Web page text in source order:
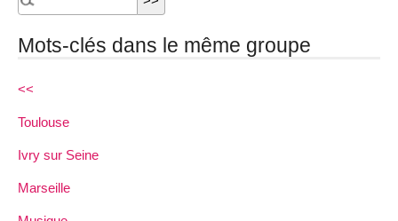
Mots-clés dans le même groupe
<<
Toulouse
Ivry sur Seine
Marseille